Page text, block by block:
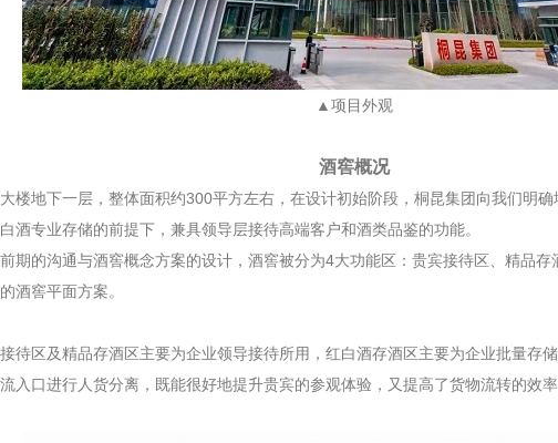
▲项目外观
酒窖概况
地下一层，整体面积约300平方左右，在设计初始阶段，桐昆集团向我们明确
酒专业存储的前提下，兼具领导层接待高端客户和酒类品鉴的功能。
的沟通与酒窖概念方案的设计，酒窖被分为4大功能区：贵宾接待区、精品存
酒窖平面方案。
区及精品存酒区主要为企业领导接待所用，红白酒存酒区主要为企业批量存
入口进行人货分离，既能很好地提升贵宾的参观体验，又提高了货物流转的效率